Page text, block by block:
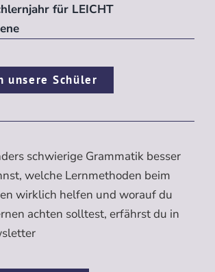
für LEICHT
unsere Schüler
schwierige Grammatik besser
welche Lernmethoden beim
wirklich helfen und worauf du
achten solltest, erfährst du in